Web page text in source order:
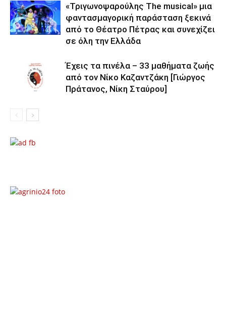
«Τριγωνοψαρούλης The musical» μια
φαντασμαγορική παράσταση ξεκινά
από το Θέατρο Πέτρας και συνεχίζει
σε όλη την Ελλάδα
Έχεις τα πινέλα – 33 μαθήματα ζωής
από τον Νίκο Καζαντζάκη [Γιώργος
Πράτανος, Νίκη Σταύρου]